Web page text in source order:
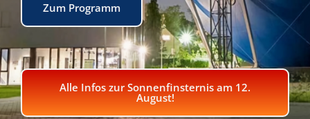
Zum Programm
Alle Infos zur Sonnenfinsternis am 12.
August!